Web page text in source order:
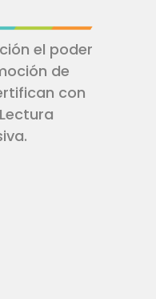
el poder
de
con